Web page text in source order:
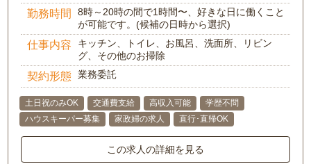
勤務時間
8時～20時の間で1時間〜、好きな日に働くこと
が可能です。(候補の日時から選択)
仕事内容
キッチン、トイレ、お風呂、洗面所、リビン
グ、その他のお掃除
契約形態 業務委託
土日祝のみOK 交通費支給 高収入可能
学歴不問
ハウスキーパー募集
家政婦の求人 直行･直帰OK
この求人の詳細を見る